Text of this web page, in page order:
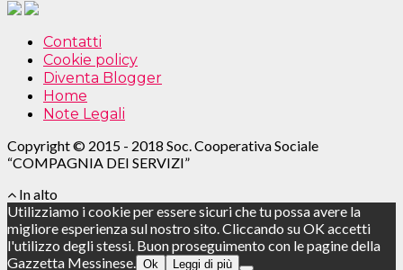
Contatti
Cookie policy
Diventa Blogger
Home
Note Legali
Copyright © 2015 - 2018 Soc. Cooperativa Sociale
“COMPAGNIA DEI SERVIZI”
In alto
Utilizziamo i cookie per essere sicuri che tu possa avere la
migliore esperienza sul nostro sito. Cliccando su OK accetti
l'utilizzo degli stessi. Buon proseguimento con le pagine della
Gazzetta Messinese. Ok Leggi di più